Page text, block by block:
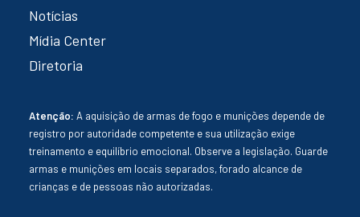
Notícias
Mídia Center
Diretoria
Atenção: A aquisição de armas de fogo e munições depende de
registro por autoridade competente e sua utilização exige
treinamento e equilíbrio emocional. Observe a legislação. Guarde
armas e munições em locais separados, forado alcance de
crianças e de pessoas não autorizadas.